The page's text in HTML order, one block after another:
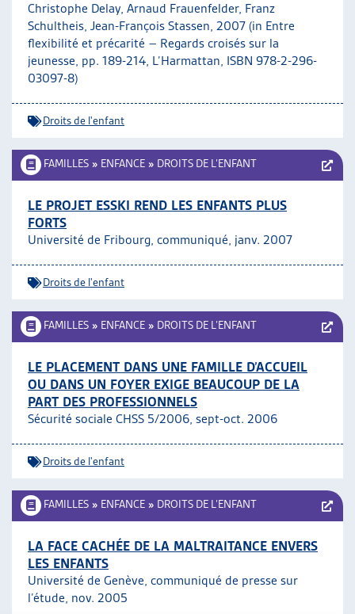
Christophe Delay, Arnaud Frauenfelder, Franz
Schultheis, Jean-François Stassen, 2007 (in Entre
flexibilité et précarité – Regards croisés sur la
jeunesse, pp. 189-214, L’Harmattan, ISBN 978-2-296-
03097-8)
Droits de l'enfant
FAMILLES » ENFANCE » DROITS DE L’ENFANT
LE PROJET ESSKI REND LES ENFANTS PLUS
FORTS
Université de Fribourg, communiqué, janv. 2007
Droits de l'enfant
FAMILLES » ENFANCE » DROITS DE L’ENFANT
LE PLACEMENT DANS UNE FAMILLE D’ACCUEIL
OU DANS UN FOYER EXIGE BEAUCOUP DE LA
PART DES PROFESSIONNELS
Sécurité sociale CHSS 5/2006, sept-oct. 2006
Droits de l'enfant
FAMILLES » ENFANCE » DROITS DE L’ENFANT
LA FACE CACHÉE DE LA MALTRAITANCE ENVERS
LES ENFANTS
Université de Genève, communiqué de presse sur
l’étude, nov. 2005